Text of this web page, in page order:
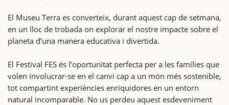
El Museu Terra es converteix, durant aquest cap de setmana,
en un lloc de trobada on explorar el nostre impacte sobre el
planeta d’una manera educativa i divertida.
El Festival FES és l’oportunitat perfecta per a les famílies que
volen involucrar-se en el canvi cap a un món més sostenible,
tot compartint experiències enriquidores en un entorn
natural incomparable. No us perdeu aquest esdeveniment